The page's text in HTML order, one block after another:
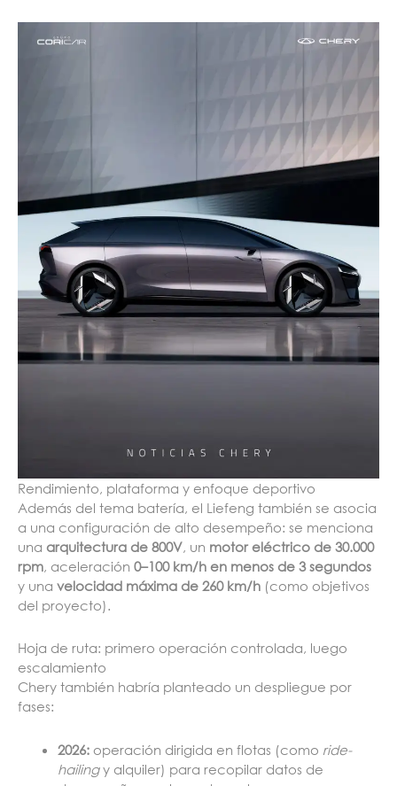
Rendimiento, plataforma y enfoque deportivo
Además del tema batería, el Liefeng también se asocia
a una configuración de alto desempeño: se menciona
una arquitectura de 800V, un motor eléctrico de 30.000
rpm, aceleración 0–100 km/h en menos de 3 segundos
y una velocidad máxima de 260 km/h (como objetivos
del proyecto).
Hoja de ruta: primero operación controlada, luego
escalamiento
Chery también habría planteado un despliegue por
fases:
2026: operación dirigida en flotas (como ride-
hailingy alquiler) para recopilar datos de